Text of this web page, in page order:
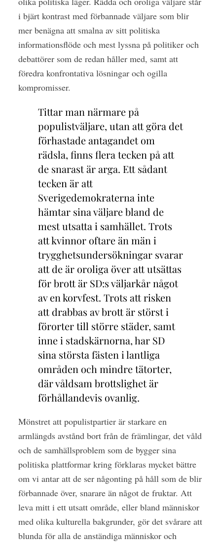
i bjärt kontrast med förbannade väljare som blir
mer benägna att smalna av sitt politiska
informationsflöde och mest lyssna på politiker och
debattörer som de redan håller med, samt att
föredra konfrontativa lösningar och ogilla
kompromisser.
Tittar man närmare på
populistväljare, utan att göra det
förhastade antagandet om
rädsla, finns flera tecken på att
de snarast är arga. Ett sådant
tecken är att
Sverigedemokraterna inte
hämtar sina väljare bland de
mest utsatta i samhället. Trots
att kvinnor oftare än män i
trygghetsundersökningar svarar
att de är oroliga över att utsättas
för brott är SD:s väljarkår något
av en korvfest. Trots att risken
att drabbas av brott är störst i
förorter till större städer, samt
inne i stadskärnorna, har SD
sina största fästen i lantliga
områden och mindre tätorter,
där våldsam brottslighet är
förhållandevis ovanlig.
Mönstret att populistpartierär starkare en
armlängds avstånd bort från de främlingar, det våld
och de samhällsproblem som de bygger sina
politiska plattformar kring förklaras mycket bättre
om vi antar att de ser någonting på håll som de blir
förbannade över, snarare än något de fruktar. Att
leva mitt i ett utsatt område, eller bland människor
med olika kulturella bakgrunder, gör det svårare att
blunda för alla de anständiga människor och